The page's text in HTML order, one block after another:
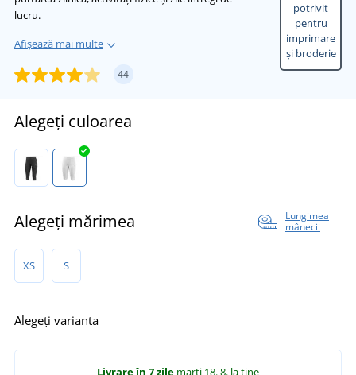
lucru.
Afișează mai multe
44
potrivit
pentru
imprimare
și broderie
Alegeți culoarea
Alegeți mărimea
Lungimea
mânecii
XS S
Alegeți varianta
Livrare în 7 zile marți 18. 8. la tine